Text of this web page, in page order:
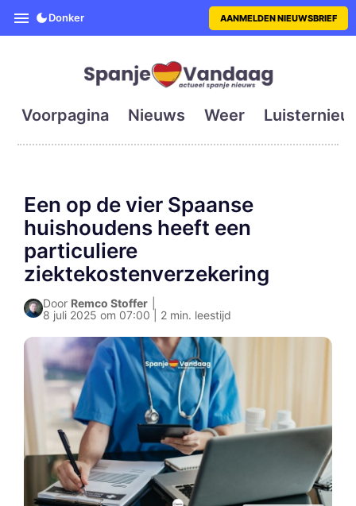
SpanjeVandaag is de eerste
Donker AANMELDEN NIEUWSBRIEF
Voorpagina Nieuws Weer
Een op de vier Spaanse
huishoudens heeft een
particuliere
ziektekostenverzekering
Door Remco Stoffer
8 juli 2025 om 07:00 | 2 min. leestijd